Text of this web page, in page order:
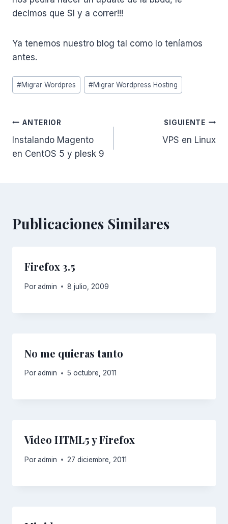
decimos que SI y a correr!!!
Ya tenemos nuestro blog tal como lo teníamos
antes.
Etiquetas
de
entrada:
#Migrar Wordpres #Migrar Wordpress Hosting
Navegación
de
ANTERIOR
Instalando Magento
en CentOS 5 y plesk 9
SIGUIENTE
VPS en Linux
Publicaciones Similares
Firefox 3.5
Poradmin 8 julio, 2009
No me quieras tanto
Poradmin 5 octubre, 2011
Video HTML5 y Firefox
Poradmin 27 diciembre, 2011